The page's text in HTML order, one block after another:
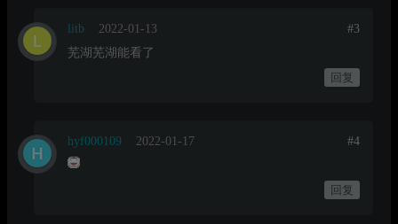
litb 2022-01-13
#3
芜湖芜湖能看了
回复
hyf000109 2022-01-17 #4
回复